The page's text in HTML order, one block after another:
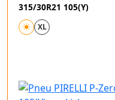
315/30R21 105(Y)
XL